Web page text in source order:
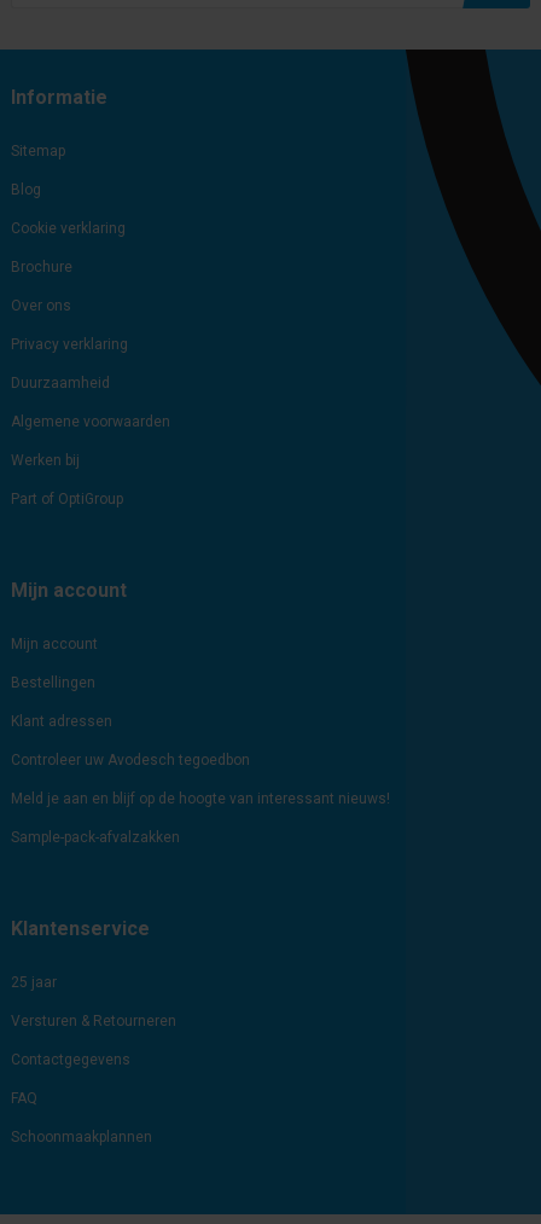
Informatie
Sitemap
Blog
Cookie verklaring
Brochure
Over ons
Privacy verklaring
Duurzaamheid
Algemene voorwaarden
Werken bij
Part of OptiGroup
Mijn account
Mijn account
Bestellingen
Klant adressen
Controleer uw Avodesch tegoedbon
Meld je aan en blijf op de hoogte van interessant nieuws!
Sample-pack-afvalzakken
Klantenservice
25 jaar
Versturen & Retourneren
Contactgegevens
FAQ
Schoonmaakplannen